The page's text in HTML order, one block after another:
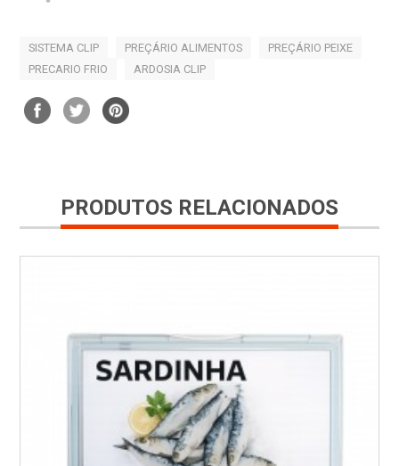
SISTEMA CLIP PREÇÁRIO ALIMENTOS
PREÇÁRIO PEIXE
PRECARIO FRIO
ARDOSIA CLIP
PRODUTOS RELACIONADOS